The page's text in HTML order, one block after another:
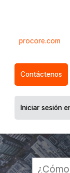
procore.com
Contáctenos
Iniciar sesión